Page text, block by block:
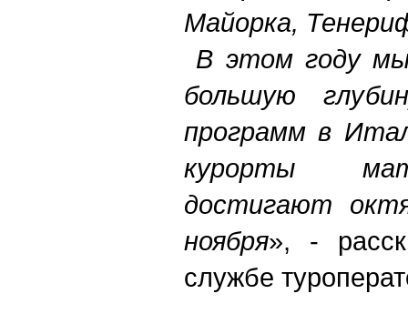
Майорка,
В этом году
большую
программ в
курорты
достигают
ноября», -
службе